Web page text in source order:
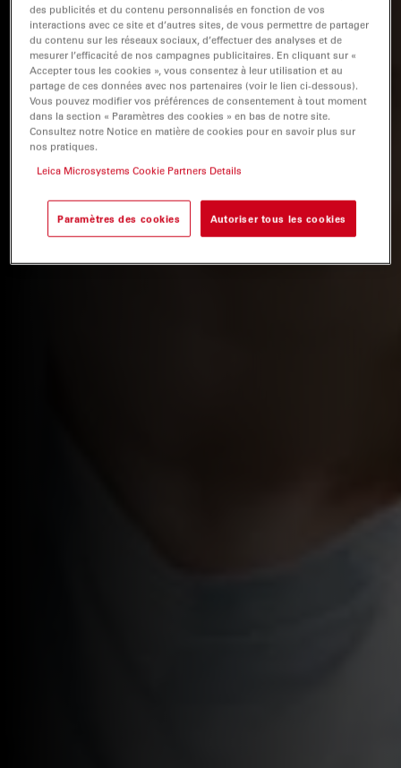
des publicités et du contenu personnalisés en fonction de vos
interactions avec ce site et d’autres sites, de vous permettre de partager
du contenu sur les réseaux sociaux, d’effectuer des analyses et de
mesurer l’efficacité de nos campagnes publicitaires. En cliquant sur «
Accepter tous les cookies », vous consentez à leur utilisation et au
partage de ces données avec nos partenaires (voir le lien ci-dessous).
Vous pouvez modifier vos préférences de consentement à tout moment
dans la section « Paramètres des cookies » en bas de notre site.
Consultez notre Notice en matière de cookies pour en savoir plus sur
nos pratiques.
Leica Microsystems Cookie Partners Details
Paramètres des cookies Autoriser tous les cookies